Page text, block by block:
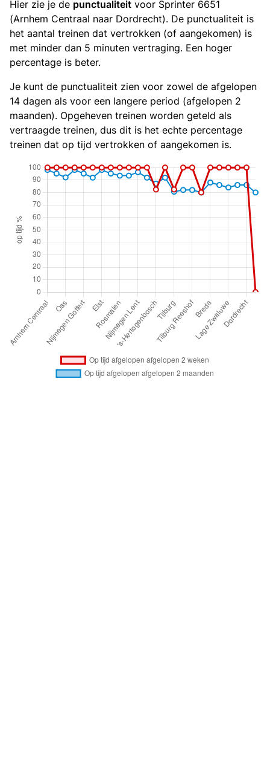
Hier zie je de punctualiteit voor Sprinter 6651
(Arnhem Centraal naar Dordrecht). De punctualiteit is
het aantal treinen dat vertrokken (of aangekomen) is
met minder dan 5 minuten vertraging. Een hoger
percentage is beter.
Je kunt de punctualiteit zien voor zowel de afgelopen
14 dagen als voor een langere period (afgelopen 2
maanden). Opgeheven treinen worden geteld als
vertraagde treinen, dus dit is het echte percentage
treinen dat op tijd vertrokken of aangekomen is.